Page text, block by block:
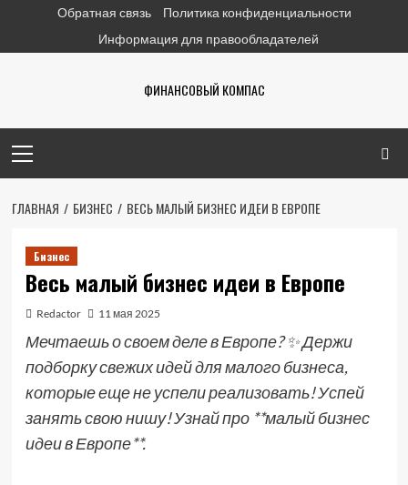
содержимому
Обратная связь
Политика конфиденциальности
Информация для правообладателей
ФИНАНСОВЫЙ КОМПАС
меню
ГЛАВНАЯ БИЗНЕС ВЕСЬ МАЛЫЙ БИЗНЕС ИДЕИ В ЕВРОПЕ
Бизнес
Весь малый бизнес идеи в Европе
Redactor 11 мая 2025
Мечтаешь о своем деле в Европе? ✨ Держи
подборку свежих идей для малого бизнеса,
которые еще не успели реализовать! Успей
занять свою нишу! Узнай про **малый бизнес
идеи в Европе**.